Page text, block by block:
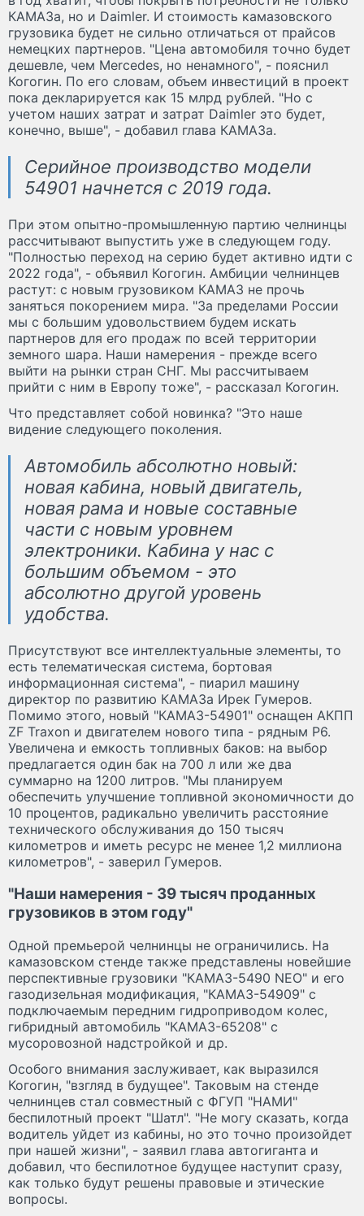
КАМАЗа, но и Daimler. И стоимость камазовского
грузовика будет не сильно отличаться от прайсов
немецких партнеров. "Цена автомобиля точно будет
дешевле, чем Mercedes, но ненамного", - пояснил
Когогин. По его словам, объем инвестиций в проект
пока декларируется как 15 млрд рублей. "Но с
учетом наших затрат и затрат Daimler это будет,
конечно, выше", - добавил глава КАМАЗа.
Серийное производство модели
54901 начнется с 2019 года.
При этом опытно-промышленную партию челнинцы
рассчитывают выпустить уже в следующем году.
"Полностью переход на серию будет активно идти с
2022 года", - объявил Когогин. Амбиции челнинцев
растут: с новым грузовиком КАМАЗ не прочь
заняться покорением мира. "За пределами России
мы с большим удовольствием будем искать
партнеров для его продаж по всей территории
земного шара. Наши намерения - прежде всего
выйти на рынки стран СНГ. Мы рассчитываем
прийти с ним в Европу тоже", - рассказал Когогин.
Что представляет собой новинка? "Это наше
видение следующего поколения.
Автомобиль абсолютно новый:
новая кабина, новый двигатель,
новая рама и новые составные
части с новым уровнем
электроники. Кабина у нас с
большим объемом - это
абсолютно другой уровень
удобства.
Присутствуют все интеллектуальные элементы, то
есть телематическая система, бортовая
информационная система", - пиарил машину
директор по развитию КАМАЗа Ирек Гумеров.
Помимо этого, новый "КАМАЗ-54901" оснащен АКПП
ZF Traxon и двигателем нового типа - рядным Р6.
Увеличена и емкость топливных баков: на выбор
предлагается один бак на 700 л или же два
суммарно на 1200 литров. "Мы планируем
обеспечить улучшение топливной экономичности до
10 процентов, радикально увеличить расстояние
технического обслуживания до 150 тысяч
километров и иметь ресурс не менее 1,2 миллиона
километров", - заверил Гумеров.
"Наши намерения - 39 тысяч проданных
грузовиков в этом году"
Одной премьерой челнинцы не ограничились. На
камазовском стенде также представлены новейшие
перспективные грузовики "КАМАЗ-5490 NEO" и его
газодизельная модификация, "КАМАЗ-54909" с
подключаемым передним гидроприводом колес,
гибридный автомобиль "КАМАЗ-65208" с
мусоровозной надстройкой и др.
Особого внимания заслуживает, как выразился
Когогин, "взгляд в будущее". Таковым на стенде
челнинцев стал совместный с ФГУП "НАМИ"
беспилотный проект "Шатл". "Не могу сказать, когда
водитель уйдет из кабины, но это точно произойдет
при нашей жизни", - заявил глава автогиганта и
добавил, что беспилотное будущее наступит сразу,
как только будут решены правовые и этические
вопросы.